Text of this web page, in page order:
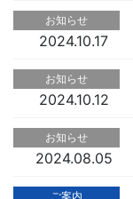
お知らせ
2024.10.17
お知らせ
2024.10.12
お知らせ
2024.08.05
ご案内